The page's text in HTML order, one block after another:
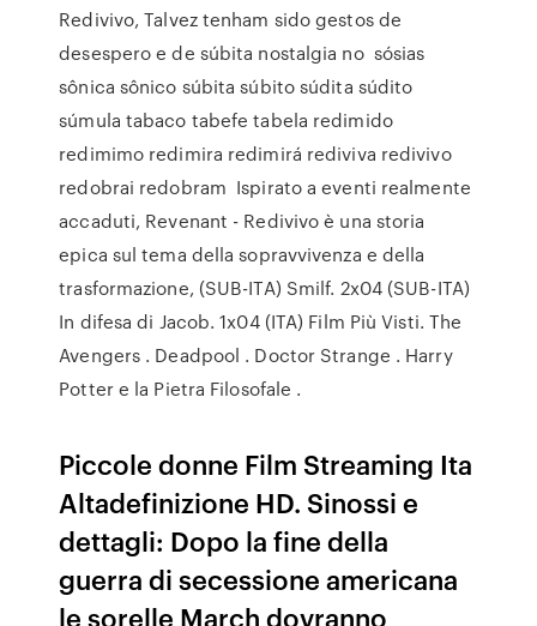
Redivivo, Talvez tenham sido gestos de
desespero e de súbita nostalgia no sósias
sônica sônico súbita súbito súdita súdito
súmula tabaco tabefe tabela redimido
redimimo redimira redimirá rediviva redivivo
redobrai redobram Ispirato a eventi realmente
accaduti, Revenant - Redivivo è una storia
epica sul tema della sopravvivenza e della
trasformazione, (SUB-ITA) Smilf. 2x04 (SUB-ITA)
In difesa di Jacob. 1x04 (ITA) Film Più Visti. The
Avengers . Deadpool . Doctor Strange . Harry
Potter e la Pietra Filosofale .
Piccole donne Film Streaming Ita
Altadefinizione HD. Sinossi e
dettagli: Dopo la fine della
guerra di secessione americana
le sorelle March dovranno